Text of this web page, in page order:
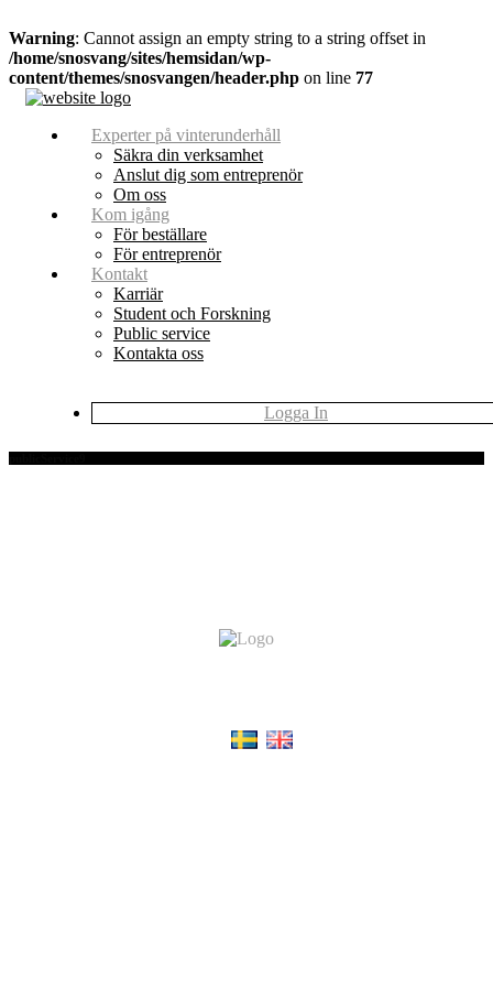
Warning: Cannot assign an empty string to a string offset in
/home/snosvang/sites/hemsidan/wp-
content/themes/snosvangen/header.php on line 77
Experter på vinterunderhåll
Säkra din verksamhet
Anslut dig som entreprenör
Om oss
Kom igång
För beställare
För entreprenör
Kontakt
Karriär
Student och Forskning
Public service
Kontakta oss
Logga In